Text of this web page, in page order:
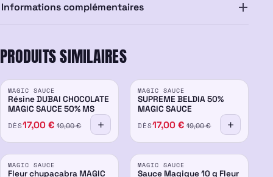
Informations complémentaires
PRODUITS SIMILAIRES
50% -15%
MAGIC SAUCE
Résine DUBAI CHOCOLATE
MAGIC SAUCE 50% MS
DÈS17,00€ 19,00€
50% -15%
MAGIC SAUCE
SUPREME BELDIA 50%
MAGIC SAUCE
DÈS17,00€ 19,00€
50% -8%
PROMO
MAGIC SAUCE
Fleur chupacabra MAGIC
50% -15%
PROMO
MAGIC SAUCE
Sauce Magique 10 g Fleur